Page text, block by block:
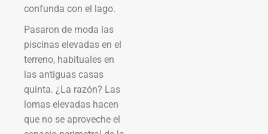
confunda con el lago.
Pasaron de moda las
piscinas elevadas en el
terreno, habituales en
las antiguas casas
quinta. ¿La razón? Las
lomas elevadas hacen
que no se aproveche el